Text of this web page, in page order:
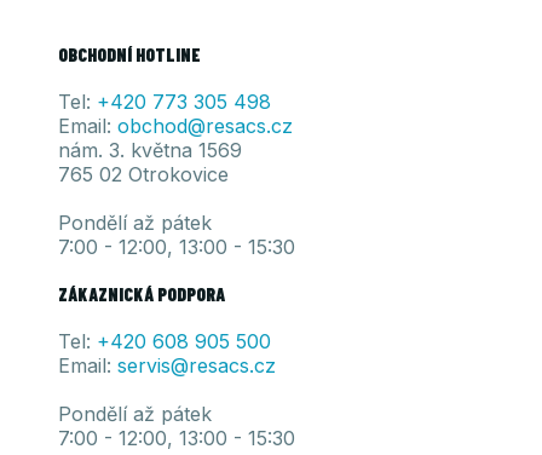
OBCHODNÍ HOTLINE
Tel: +420 773 305 498
Email: obchod@resacs.cz
nám. 3. května 1569
765 02 Otrokovice
Pondělí až pátek
7:00 - 12:00, 13:00 - 15:30
ZÁKAZNICKÁ PODPORA
Tel: +420 608 905 500
Email: servis@resacs.cz
Pondělí až pátek
7:00 - 12:00, 13:00 - 15:30